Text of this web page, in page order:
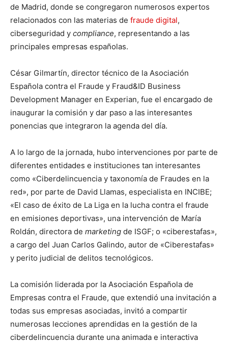
de Madrid, donde se congregaron numerosos expertos
relacionados con las materias de fraude digital,
ciberseguridad y compliance, representando a las
principales empresas españolas.
César Gilmartín, director técnico de la Asociación
Española contra el Fraude y Fraud&ID Business
Development Manager en Experian, fue el encargado de
inaugurar la comisión y dar paso a las interesantes
ponencias que integraron la agenda del día.
A lo largo de la jornada, hubo intervenciones por parte de
diferentes entidades e instituciones tan interesantes
como «Ciberdelincuencia y taxonomía de Fraudes en la
red», por parte de David Llamas, especialista en INCIBE;
«El caso de éxito de La Liga en la lucha contra el fraude
en emisiones deportivas», una intervención de María
Roldán, directora de marketing de ISGF; o «ciberestafas»,
a cargo del Juan Carlos Galindo, autor de «Ciberestafas»
y perito judicial de delitos tecnológicos.
La comisión liderada por la Asociación Española de
Empresas contra el Fraude, que extendió una invitación a
todas sus empresas asociadas, invitó a compartir
numerosas lecciones aprendidas en la gestión de la
ciberdelincuencia durante una animada e interactiva